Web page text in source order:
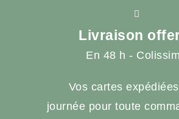
Livraison
En 48 h -
Vos cartes
journée pour toute